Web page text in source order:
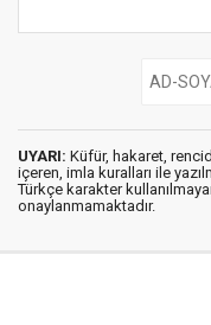
UYARI: Küfür, hakaret,
içeren, imla kuralları ile
Türkçe karakter
onaylanmamaktadır.